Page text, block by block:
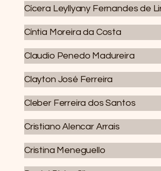
Cícera Leyllyany Fernandes de
Cíntia Moreira da Costa
Claudio Penedo Madureira
Clayton José Ferreira
Cleber Ferreira dos Santos
Cristiano Alencar Arrais
Cristina Meneguello